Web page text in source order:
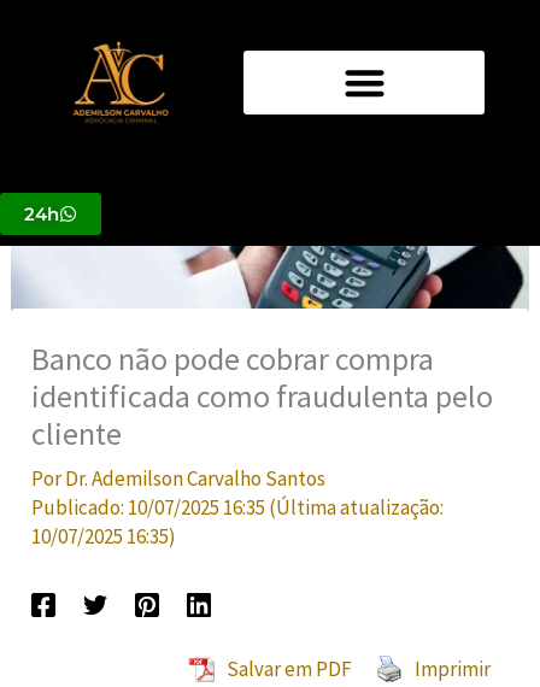
conteúdo
24h
Banco não pode cobrar compra
identificada como fraudulenta pelo
cliente
PorDr. Ademilson Carvalho Santos
Publicado: 10/07/2025 16:35 (Última atualização:
10/07/2025 16:35)
Salvar em PDF
Imprimir